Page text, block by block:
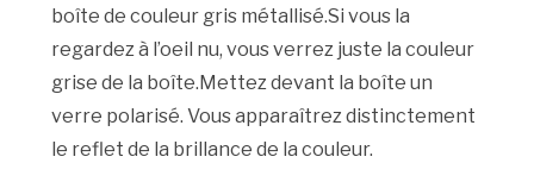
boîte de couleur gris métallisé.Si vous la
regardez à l’oeil nu, vous verrez juste la couleur
grise de la boîte.Mettez devant la boîte un
verre polarisé. Vous apparaîtrez distinctement
le reflet de la brillance de la couleur.